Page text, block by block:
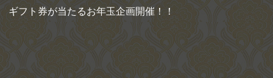
ギフト券が当たるお年玉企画開催！！